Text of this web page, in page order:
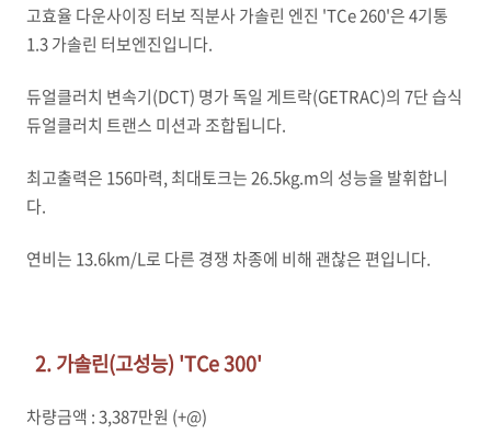
고효율 다운사이징 터보 직분사 가솔린 엔진 'TCe 260'은 4기통
1.3 가솔린 터보엔진입니다.
듀얼클러치 변속기(DCT) 명가 독일 게트락(GETRAC)의 7단 습식
듀얼클러치 트랜스 미션과 조합됩니다.
최고출력은 156마력, 최대토크는 26.5kg.m의 성능을 발휘합니
다.
연비는 13.6km/L로 다른 경쟁 차종에 비해 괜찮은 편입니다.
2. 가솔린(고성능) 'TCe 300'
차량금액 : 3,387만원 (+@)